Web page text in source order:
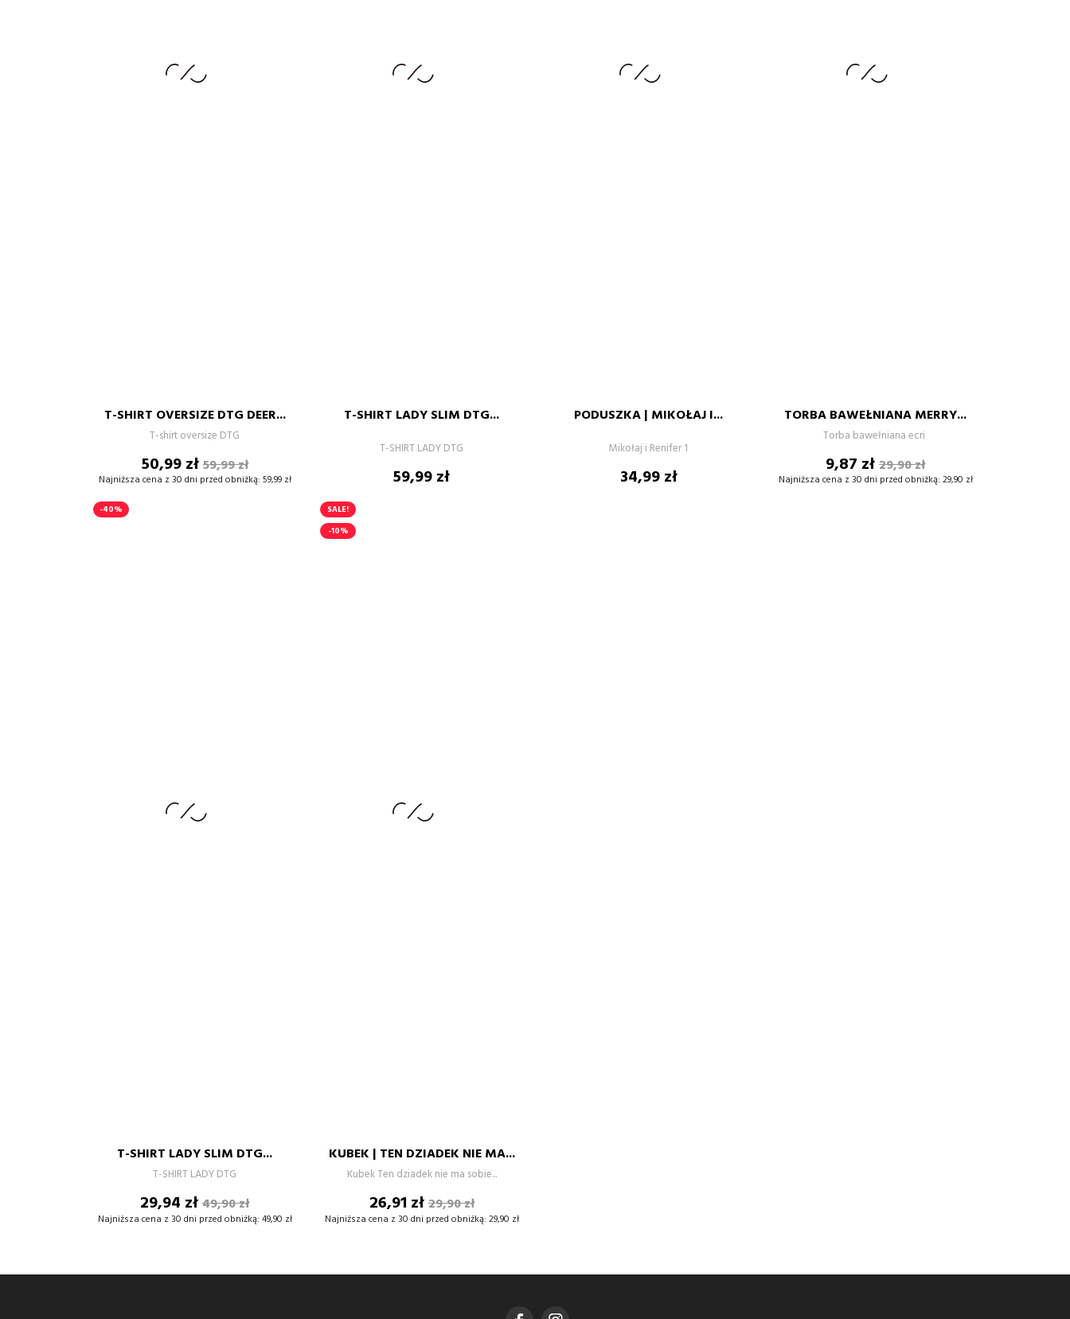
T-SHIRT OVERSIZE DTG DEER...
T-shirt oversize DTG
Cena
50,99 złCena
podstawowa
59,99 zł
Najniższa cena z 30 dni przed obniżką: 59,99 zł
– +
DODAJ DO KOSZYKA
T-SHIRT LADY SLIM DTG...
T-SHIRT LADY DTG
Cena
59,99 zł
– +
DODAJ DO KOSZYKA
PODUSZKA | MIKOŁAJ I...
Mikołaj i Renifer 1
Cena
34,99 zł
– +
DODAJ DO KOSZYKA
TORBA BAWEŁNIANA MERRY...
Torba bawełniana ecri
Cena
9,87 złCena
podstawowa
29,90 zł
Najniższa cena z 30 dni przed obniżką: 29,90 zł
– +
DODAJ DO KOSZYKA
-40%
T-SHIRT LADY SLIM DTG...
T-SHIRT LADY DTG
Cena
29,94 złCena
podstawowa
49,90 zł
Najniższa cena z 30 dni przed obniżką: 49,90 zł
– +
DODAJ DO KOSZYKA
SALE!
-10%
KUBEK | TEN DZIADEK NIE MA...
Kubek Ten dziadek nie ma sobie...
Cena
26,91 złCena
podstawowa
29,90 zł
Najniższa cena z 30 dni przed obniżką: 29,90 zł
– +
DODAJ DO KOSZYKA